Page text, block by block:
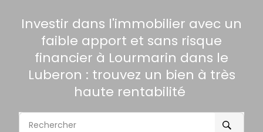
Investir dans l'immobilier avec un
faible apport et sans risque
financier à Lourmarin dans le
Luberon : trouvez un bien à très
haute rentabilité
Rechercher